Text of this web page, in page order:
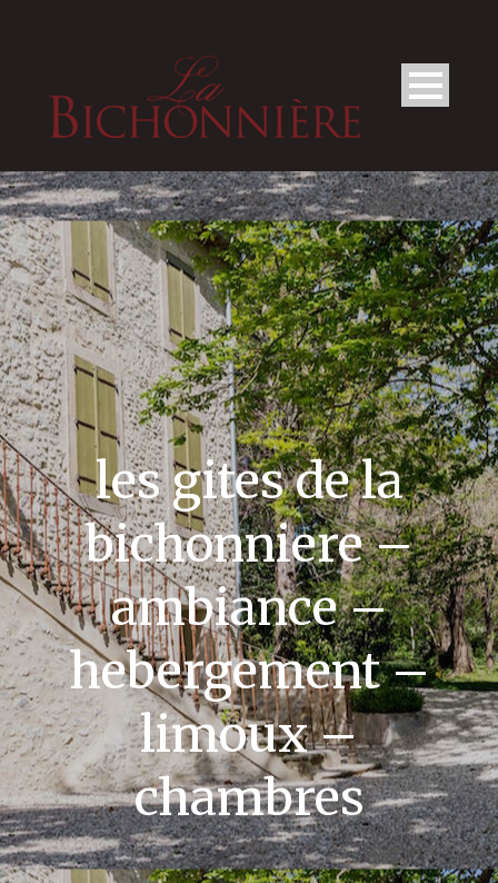
les gites de la
bichonniere –
ambiance –
hebergement –
limoux –
chambres